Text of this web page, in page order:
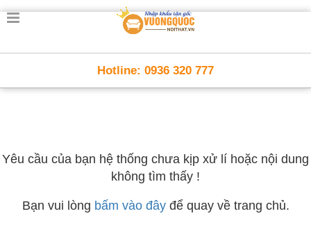
Hotline: 0936 320 777
Yêu cầu của bạn hệ thống chưa kịp xử lí hoặc nội dung
không tìm thấy !
Bạn vui lòng bấm vào đâyđể quay về trang chủ.